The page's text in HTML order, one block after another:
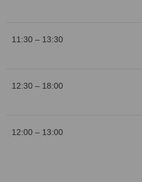
11:30 – 13:30
12:30 – 18:00
12:00 – 13:00